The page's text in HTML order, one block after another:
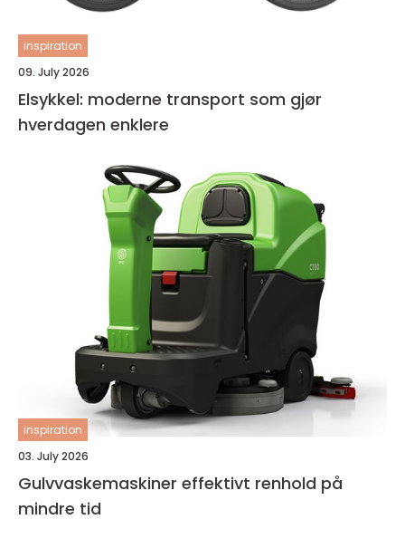
inspiration
09. July 2026
Elsykkel: moderne transport som gjør
hverdagen enklere
inspiration
03. July 2026
Gulvvaskemaskiner effektivt renhold på
mindre tid